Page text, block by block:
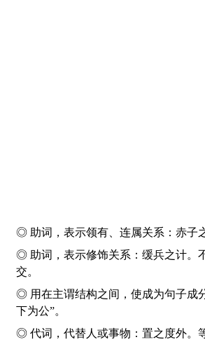
◎ 助词，表示领有、连属关系：赤子
◎ 助词，表示修饰关系：缓兵之计。
交。
◎ 用在主谓结构之间，使成为句子成
下为公”。
◎ 代词，代替人或事物：置之 度外。